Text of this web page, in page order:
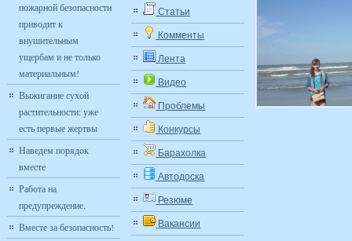
пожарной безопасности
приводит к
внушительным
ущербам и не только
материальным!
Выжигание сухой
растительности: уже
есть первые жертвы
Наведем порядок
вместе
Работа на
предупреждение.
Вместе за безопасность!
Статьи
Комменты
Лента
Видео
Проблемы
Конкурсы
Барахолка
Автодоска
Резюме
Вакансии